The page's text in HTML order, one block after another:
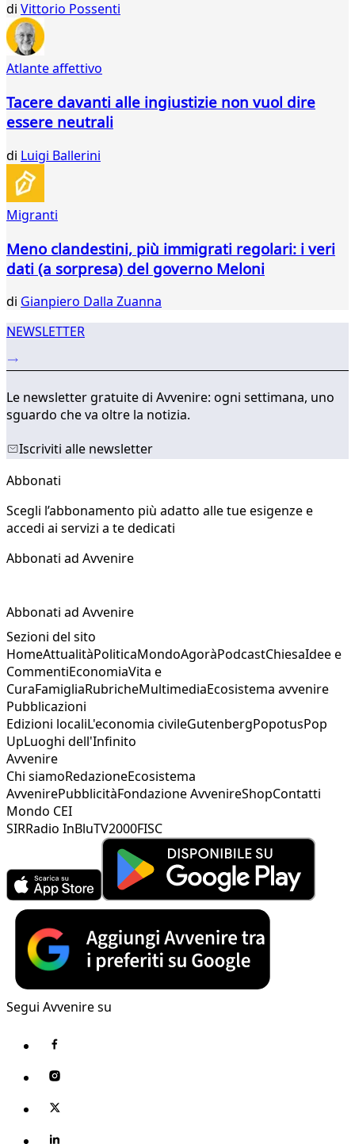
di Vittorio Possenti
Atlante affettivo
Tacere davanti alle ingiustizie non vuol dire
essere neutrali
di Luigi Ballerini
Migranti
Meno clandestini, più immigrati regolari: i veri
dati (a sorpresa) del governo Meloni
di Gianpiero Dalla Zuanna
NEWSLETTER
Le newsletter gratuite di Avvenire: ogni settimana, uno
sguardo che va oltre la notizia.
Iscriviti alle newsletter
Abbonati
Scegli l’abbonamento più adatto alle tue esigenze e
accedi ai servizi a te dedicati
Abbonati ad Avvenire
Abbonati ad Avvenire
Sezioni del sito
HomeAttualitàPoliticaMondoAgoràPodcastChiesaIdee e
CommentiEconomiaVita e
CuraFamigliaRubricheMultimediaEcosistema avvenire
Pubblicazioni
Edizioni localiL'economia civileGutenbergPopotusPop
UpLuoghi dell'Infinito
Avvenire
Chi siamoRedazioneEcosistema
AvvenirePubblicitàFondazione AvvenireShopContatti
Mondo CEI
SIRRadio InBluTV2000FISC
Segui Avvenire su